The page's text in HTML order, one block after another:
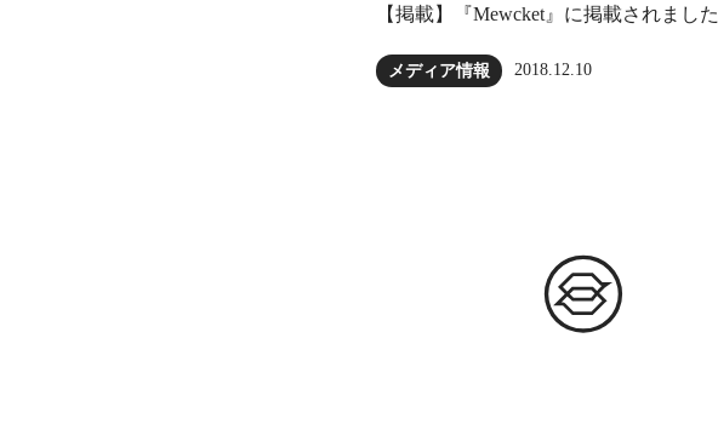
【掲載】『Mewcket』に掲載されました
メディア情報 2018.12.10